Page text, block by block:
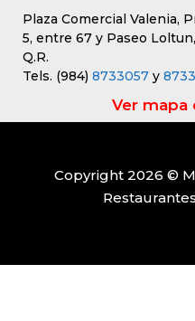
Plaza Comercial Valenia,
5, entre 67 y Paseo
Q.R.
Tels. (984) 8733057 y
Ver mapa
Copyright 2026 ©